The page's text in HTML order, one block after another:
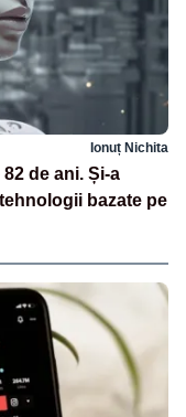
Ionuț Nichita
de ani. Și-a
bazate pe